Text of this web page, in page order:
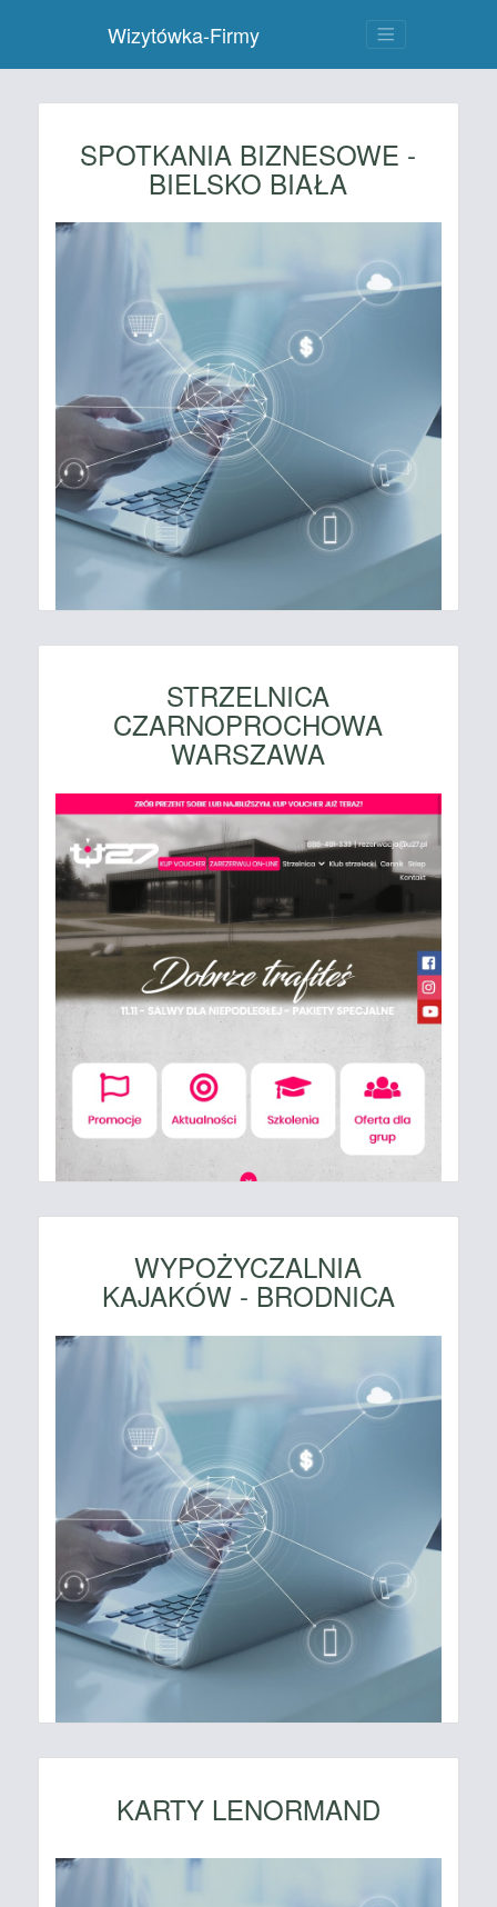
Wizytówka-Firmy
SPOTKANIA BIZNESOWE -
BIELSKO BIAŁA
STRZELNICA
CZARNOPROCHOWA
WARSZAWA
WYPOŻYCZALNIA
KAJAKÓW - BRODNICA
KARTY LENORMAND